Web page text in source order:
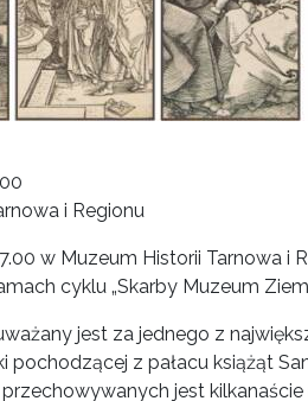
i Regionu
w Muzeum Historii Tarnowa
cyklu „Skarby Muzeum
jest za jednego z
pochodzącej z pałacu książąt
jest